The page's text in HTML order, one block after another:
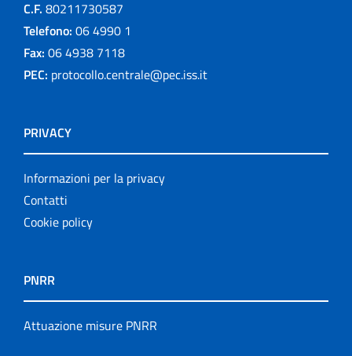
C.F. 80211730587
Telefono: 06 4990 1
Fax: 06 4938 7118
PEC: protocollo.centrale@pec.iss.it
PRIVACY
Informazioni per la privacy
Contatti
Cookie policy
PNRR
Attuazione misure PNRR